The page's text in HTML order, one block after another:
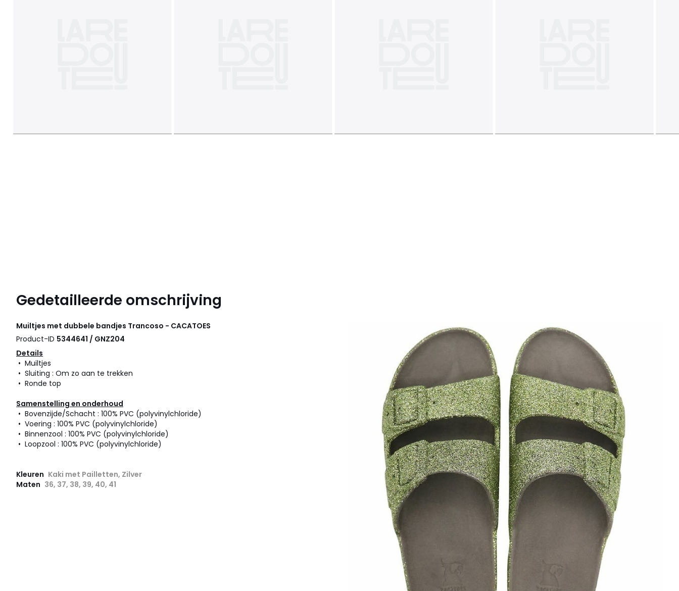
Gedetailleerde omschrijving
Muiltjes met dubbele bandjes Trancoso - CACATOES
Product-ID 5344641 / GNZ204
Details
• Muiltjes
• Sluiting : Om zo aan te trekken
• Ronde top
Samenstelling en onderhoud
• Bovenzijde/Schacht : 100% PVC (polyvinylchloride)
• Voering : 100% PVC (polyvinylchloride)
• Binnenzool : 100% PVC (polyvinylchloride)
• Loopzool : 100% PVC (polyvinylchloride)
Kleuren Kaki met Pailletten, Zilver
Maten 36, 37, 38, 39, 40, 41